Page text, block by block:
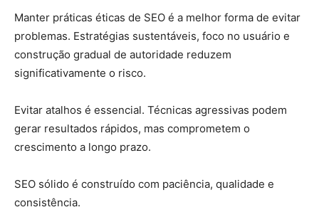
Manter práticas éticas de SEO é a melhor forma de evitar
problemas. Estratégias sustentáveis, foco no usuário e
construção gradual de autoridade reduzem
significativamente o risco.
Evitar atalhos é essencial. Técnicas agressivas podem
gerar resultados rápidos, mas comprometem o
crescimento a longo prazo.
SEO sólido é construído com paciência, qualidade e
consistência.